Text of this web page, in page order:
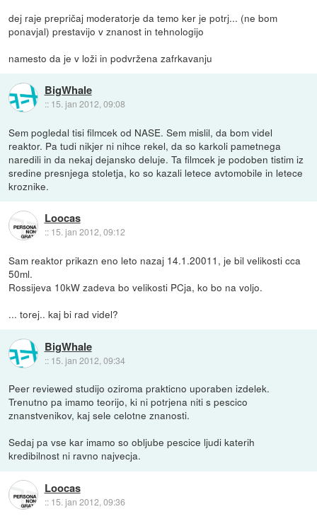
dej raje prepričaj moderatorje da temo ker je potrj... (ne bom
ponavjal) prestavijo v znanost in tehnologijo
namesto da je v loži in podvržena zafrkavanju
BigWhale
:: 15. jan 2012, 09:08
Sem pogledal tisi filmcek od NASE. Sem mislil, da bom videl
reaktor. Pa tudi nikjer ni nihce rekel, da so karkoli pametnega
naredili in da nekaj dejansko deluje. Ta filmcek je podoben tistim iz
sredine presnjega stoletja, ko so kazali letece avtomobile in letece
kroznike.
Loocas
:: 15. jan 2012, 09:12
Sam reaktor prikazn eno leto nazaj 14.1.20011, je bil velikosti cca
50ml.
Rossijeva 10kW zadeva bo velikosti PCja, ko bo na voljo.
... torej.. kaj bi rad videl?
BigWhale
:: 15. jan 2012, 09:34
Peer reviewed studijo oziroma prakticno uporaben izdelek.
Trenutno pa imamo teorijo, ki ni potrjena niti s pescico
znanstvenikov, kaj sele celotne znanosti.
Sedaj pa vse kar imamo so obljube pescice ljudi katerih
kredibilnost ni ravno najvecja.
Loocas
:: 15. jan 2012, 09:36